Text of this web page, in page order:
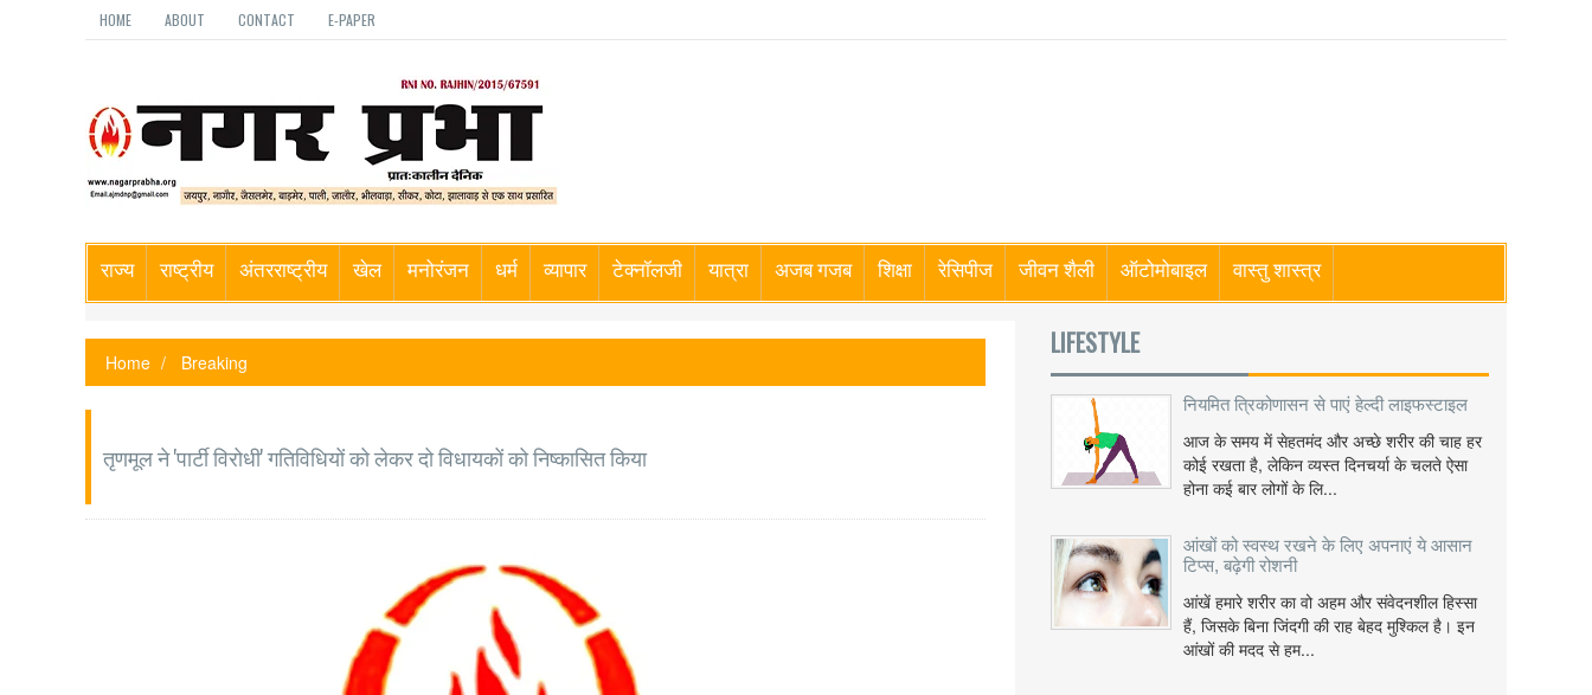
HOME ABOUT CONTACT E-PAPER
राज्य राष्ट्रीय अंतरराष्ट्रीय खेल मनोरंजन धर्म व्यापार टेक्नॉलजी यात्रा अजब गजब शिक्षा रेसिपीज जीवन शैली ऑटोमोबाइल वास्तु शास्त्र
Home Breaking
तृणमूल ने 'पार्टी विरोधी' गतिविधियों को लेकर दो विधायकों को निष्कासित किया
LIFESTYLE
नियमित त्रिकोणासन से पाएं हेल्दी लाइफस्टाइल
आज के समय में सेहतमंद और अच्छे शरीर की चाह हर
कोई रखता है, लेकिन व्यस्त दिनचर्या के चलते ऐसा
होना कई बार लोगों के लि...
आंखों को स्वस्थ रखने के लिए अपनाएं ये आसान
टिप्स, बढ़ेगी रोशनी
आंखें हमारे शरीर का वो अहम और संवेदनशील हिस्सा
हैं, जिसके बिना जिंदगी की राह बेहद मुश्किल है। इन
आंखों की मदद से हम...